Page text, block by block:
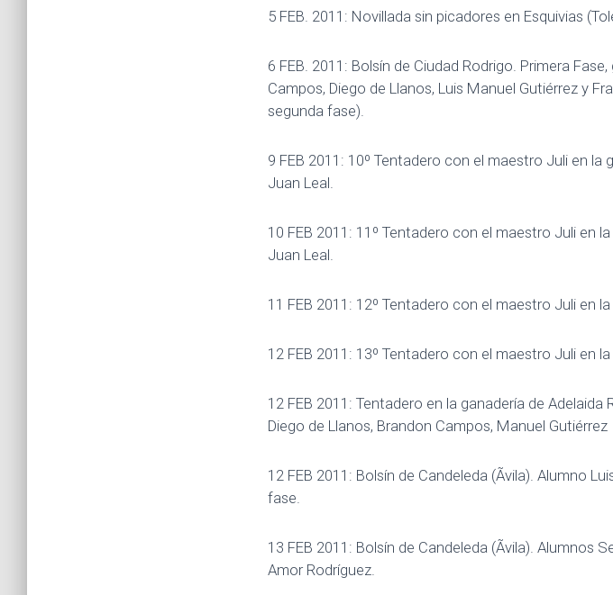
5 FEB. 2011: Novillada sin picadores en Esquivias
6 FEB. 2011: Bolsín de Ciudad Rodrigo. Primera
Campos, Diego de Llanos, Luis Manuel Gutiérrez y
segunda fase).
9 FEB 2011: 10º Tentadero con el maestro Juli en la
Juan Leal.
10 FEB 2011: 11º Tentadero con el maestro Juli en
Juan Leal.
11 FEB 2011: 12º Tentadero con el maestro Juli en
12 FEB 2011: 13º Tentadero con el maestro Juli en
12 FEB 2011: Tentadero en la ganadería de
Diego de Llanos, Brandon Campos, Manuel Gutiérrez
12 FEB 2011: Bolsín de Candeleda (Ãvila). Alumno
fase.
13 FEB 2011: Bolsín de Candeleda (Ãvila).
Amor Rodríguez.